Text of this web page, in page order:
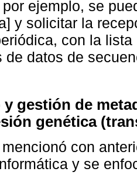
ejemplo, se
y solicitar la
con la
de datos de
y gestión de
genética
con
y se